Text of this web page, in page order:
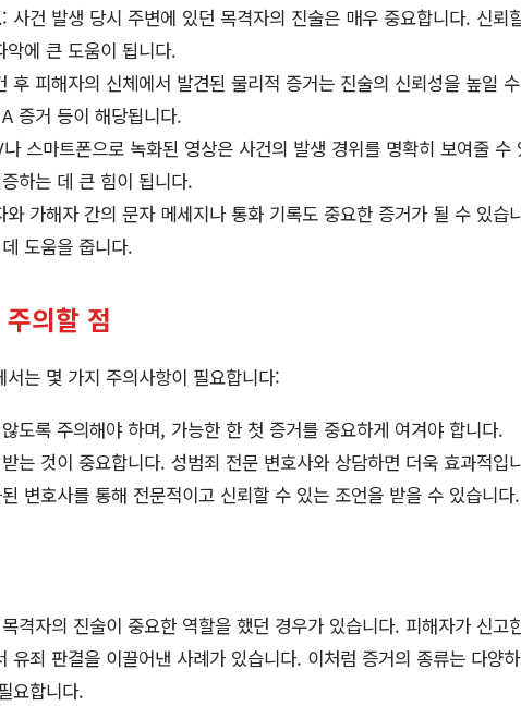
: 사건 발생 당시 주변에 있던 목격자의 진술은 매우 중요합니다. 신뢰
악에 큰 도움이 됩니다.
후 피해자의 신체에서 발견된 물리적 증거는 진술의 신뢰성을 높일
증거 등이 해당됩니다.
스마트폰으로 녹화된 영상은 사건의 발생 경위를 명확히 보여줄 수
하는 데 큰 힘이 됩니다.
와 가해자 간의 문자 메세지나 통화 기록도 중요한 증거가 될 수 있습
도움을 줍니다.
의할 점
서는 몇 가지 주의사항이 필요합니다:
도록 주의해야 하며, 가능한 한 첫 증거를 중요하게 여겨야 합니다.
는 것이 중요합니다. 성범죄 전문 변호사와 상담하면 더욱 효과적입
변호사를 통해 전문적이고 신뢰할 수 있는 조언을 받을 수 있습니다.
격자의 진술이 중요한 역할을 했던 경우가 있습니다. 피해자가 신고
유죄 판결을 이끌어낸 사례가 있습니다. 이처럼 증거의 종류는 다양
요합니다.